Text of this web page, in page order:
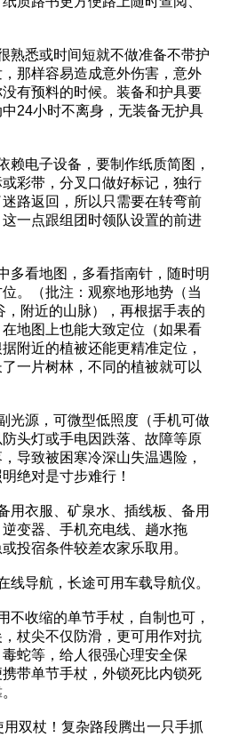
熟悉或时间短就不做准备不带护
那样容易造成意外伤害，意外
有预料的时候。装备和护具要
24小时不离身，无装备无护具
赖电子设备，要制作纸质简图，
彩带，分叉口做好标记，独行
路返回，所以只需要在转弯前
一点跟组团时领队设置的前进
多看地图，多看指南针，随时明
。（批注：观察地形地势（当
，附近的山脉），再根据手表的
地图上也能大致定位（如果看
附近的植被还能更精准定位，
一片树林，不同的植被就可以
光源，可微型低照度（手机可做
头灯或手电因跌落、故障等原
导致被困寒冷深山失温遇险，
绝对是寸步难行！
用衣服、矿泉水、插线板、备用
变器、手机充电线、趟水拖
投宿条件较差农家乐取用。
线导航，长途可用车载导航仪。
不收缩的单节手杖，自制也可，
杖尖不仅防滑，更可用作对抗
蛇等，给人很强心理安全保
带单节手杖，外锁死比内锁死
用双杖！复杂路段腾出一只手抓